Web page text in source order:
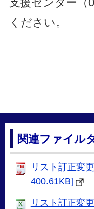
ください。
関連ファイル
リスト訂正変
400.61KB]
リスト訂正変